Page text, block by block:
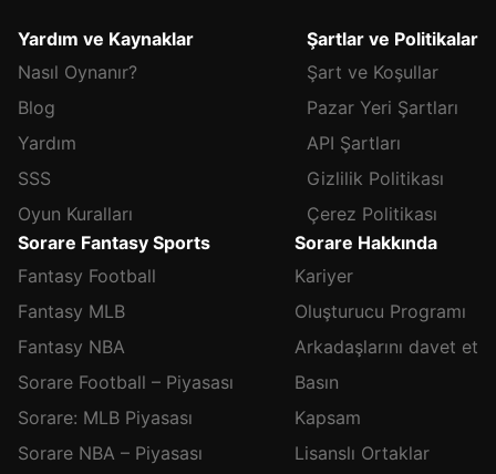
Yardım ve Kaynaklar
Nasıl Oynanır?
Blog
Yardım
SSS
Oyun Kuralları
Şartlar ve Politikalar
Şart ve Koşullar
Pazar Yeri Şartları
API Şartları
Gizlilik Politikası
Çerez Politikası
Sorare Fantasy Sports
Fantasy Football
Fantasy MLB
Fantasy NBA
Sorare Football – Piyasası
Sorare: MLB Piyasası
Sorare NBA – Piyasası
Sorare Hakkında
Kariyer
Oluşturucu Programı
Arkadaşlarını davet et
Basın
Kapsam
Lisanslı Ortaklar